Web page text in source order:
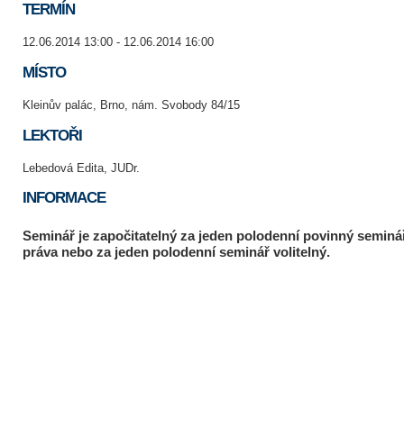
TERMÍN
12.06.2014 13:00 - 12.06.2014 16:00
MÍSTO
Kleinův palác, Brno, nám. Svobody 84/15
LEKTOŘI
Lebedová Edita, JUDr.
INFORMACE
Seminář je započitatelný za jeden polodenní povinný
práva nebo za jeden polodenní seminář volitelný.